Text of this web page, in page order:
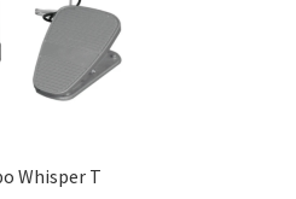
Whisper T